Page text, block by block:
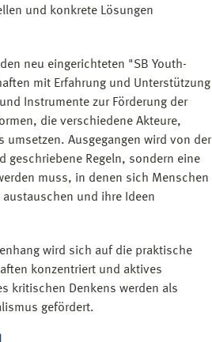
und konkrete Lösungen
neu eingerichteten "SB Youth-
mit Erfahrung und Unterstützung
Instrumente zur Förderung der
die verschiedene Akteure,
umsetzen. Ausgegangen wird von der
Regeln, sondern eine
muss, in denen sich Menschen
und ihre Ideen
wird sich auf die praktische
konzentriert und aktives
kritischen Denkens werden als
gefördert.